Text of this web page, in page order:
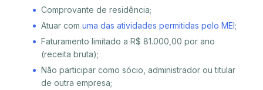
Comprovante de residência;
Atuar com uma das atividades permitidas pelo MEI;
Faturamento limitado a R$ 81.000,00 por ano
(receita bruta);
Não participar como sócio, administrador ou titular
de outra empresa;